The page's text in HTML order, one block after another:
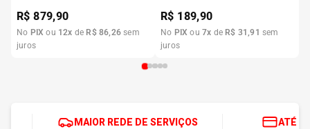
R$879,90
No PIX ou 12x de R$ 86,26 sem
juros
R$ 189,90
No PIX ou7x de R$ 31 ,91 sem
juros
MAIOR REDE DE SERVIÇOS ATÉ